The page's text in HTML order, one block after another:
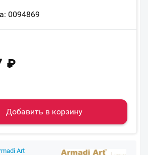
0094869
₽
Добавить в корзину
Art